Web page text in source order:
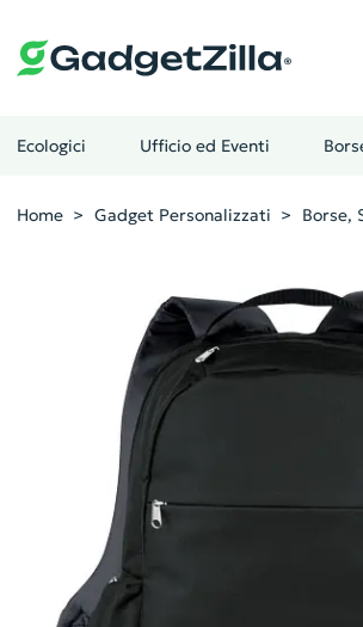
Ecologici Ufficio ed Eventi
Home Gadget Personalizzati Borse,